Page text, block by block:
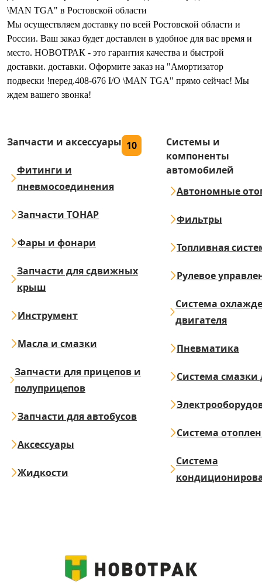
\MAN TGA" в Ростовской области
Мы осуществляем доставку по всей Ростовской области и
России. Ваш заказ будет доставлен в удобное для вас время и
место. НОВОТРАК - это гарантия качества и быстрой
доставки. доставки. Оформите заказ на "Амортизатор
подвески !перед.408-676 I/O \MAN TGA" прямо сейчас! Мы
ждем вашего звонка!
Запчасти и аксессуары 10
Фитинги и
пневмосоединения
Запчасти ТОНАР
Фары и фонари
Запчасти для сдвижных
крыш
Инструмент
Масла и смазки
Запчасти для прицепов и
полуприцепов
Запчасти для автобусов
Аксессуары
Жидкости
Системы и
компоненты
автомобилей
Автономные
Фильтры
Топливная
Рулевое
Система
двигателя
Пневматика
Система смазки
Система
Система